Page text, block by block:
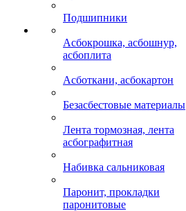
Подшипники
Асбокрошка, асбошнур,
асбоплита
Асботкани, асбокартон
Безасбестовые материалы
Лента тормозная, лента
асбографитная
Набивка сальниковая
Паронит, прокладки
паронитовые